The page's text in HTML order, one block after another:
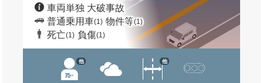
車両単独 大破事故
普通乗用車(1) 物件等(1)
死亡(1) 負傷(1)
他 他